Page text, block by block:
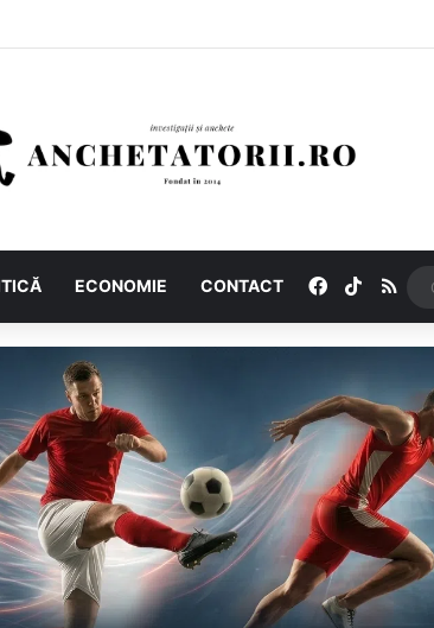
ECONOMIE CONTACT Facebook
TikTokRSS